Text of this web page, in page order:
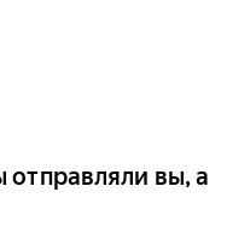
отправляли вы, а